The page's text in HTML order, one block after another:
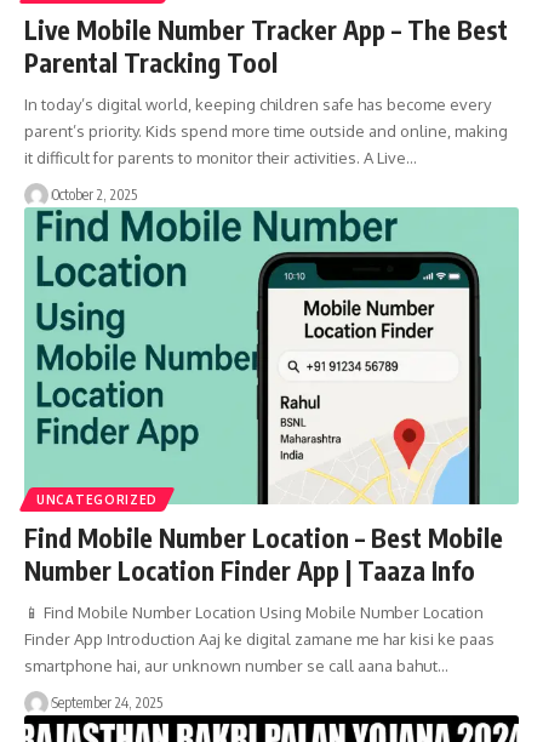
Live Mobile Number Tracker App – The Best
Parental Tracking Tool
In today’s digital world, keeping children safe has become every
parent’s priority. Kids spend more time outside and online, making
it difficult for parents to monitor their activities. A Live…
October 2, 2025
UNCATEGORIZED
Find Mobile Number Location – Best Mobile
Number Location Finder App | Taaza Info
📱 Find Mobile Number Location Using Mobile Number Location
Finder App Introduction Aaj ke digital zamane me har kisi ke paas
smartphone hai, aur unknown number se call aana bahut…
September 24, 2025